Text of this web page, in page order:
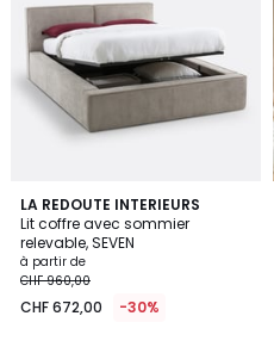
LA REDOUTE INTERIEURS
Lit coffre avec sommier
relevable, SEVEN
à partir de
CHF 960,00
CHF 672,00 -30%
4,3
/ 5
2
Couleurs